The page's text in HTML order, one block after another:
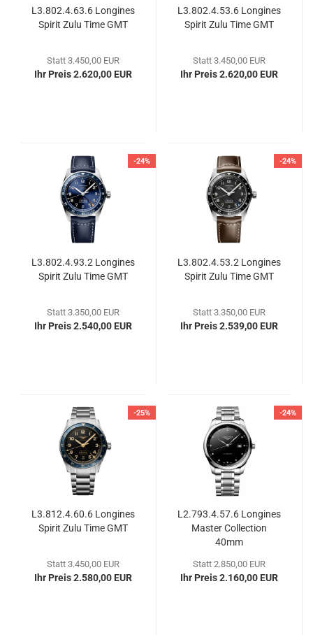
L3.802.4.63.6 Lon­gi­nes
Spi­rit Zulu Time GMT
Statt 3.450,00 EUR
Ihr Preis 2.620,00 EUR
L3.802.4.53.6 Lon­gi­nes
Spi­rit Zulu Time GMT
Statt 3.450,00 EUR
Ihr Preis 2.620,00 EUR
-24%
L3.802.4.93.2 Lon­gi­nes
Spi­rit Zulu Time GMT
Statt 3.350,00 EUR
Ihr Preis 2.540,00 EUR
-24%
L3.802.4.53.2 Lon­gi­nes
Spi­rit Zulu Time GMT
Statt 3.350,00 EUR
Ihr Preis 2.539,00 EUR
-25%
L3.812.4.60.6 Lon­gi­nes
Spi­rit Zulu Time GMT
Statt 3.450,00 EUR
Ihr Preis 2.580,00 EUR
-24%
L2.793.4.57.6 Lon­gi­nes
Mas­ter Coll­ec­tion
40mm
Statt 2.850,00 EUR
Ihr Preis 2.160,00 EUR